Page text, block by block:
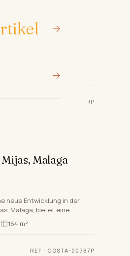
Wohnungen, Wohnungen
COSTA-00769P
Malaga
neue Entwicklung in der
Malaga, bietet eine
Wohnungen, Wohnungen
164 m²
REF · COSTA-00767P